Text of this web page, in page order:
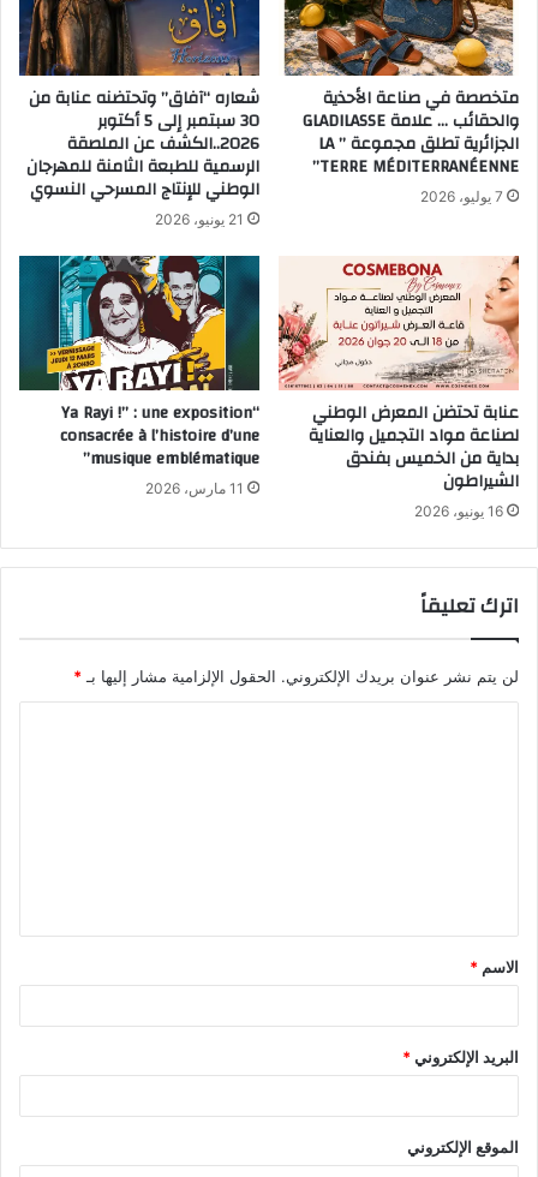
متخصصة في صناعة الأحذية
والحقائب … علامة GLADILASSE
الجزائرية تطلق مجموعة ” LA
TERRE MÉDITERRANÉENNE”
7 يوليو، 2026
شعاره “آفاق” وتحتضنه عنابة من
30 سبتمبر إلى 5 أكتوبر
2026..الكشف عن الملصقة
الرسمية للطبعة الثامنة للمهرجان
الوطني للإنتاج المسرحي النسوي
21 يونيو، 2026
عنابة تحتضن المعرض الوطني
لصناعة مواد التجميل والعناية
بداية من الخميس بفندق
الشيراطون
16 يونيو، 2026
“Ya Rayi !” : une exposition
consacrée à l’histoire d’une
musique emblématique”
11 مارس، 2026
اترك تعليقاً
لن يتم نشر عنوان بريدك الإلكتروني. الحقول الإلزامية مشار إليها بـ*
ق
*
الاسم *
البريد الإلكتروني*
الموقع الإلكتروني